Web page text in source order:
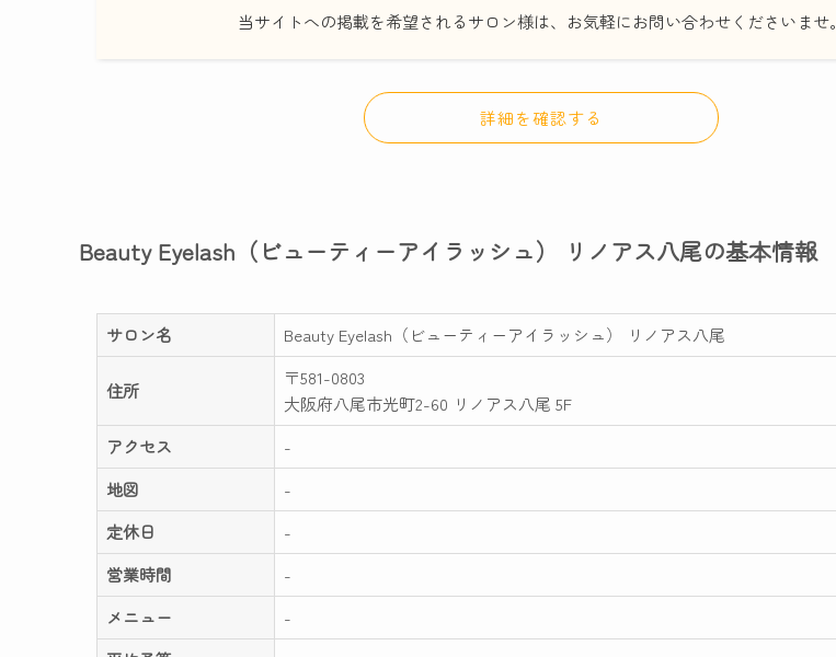
当サイトへの掲載を希望されるサロン様は、お気軽にお問い合わせくださいませ。
詳細を確認する
Beauty Eyelash（ビューティーアイラッシュ） リノアス八尾の基本情報
サロン名 Beauty Eyelash（ビューティーアイラッシュ） リノアス八尾
住所
〒581-0803
大阪府八尾市光町2-60 リノアス八尾 5F
アクセス
-
地図
-
定休日
-
営業時間
-
メニュー
-